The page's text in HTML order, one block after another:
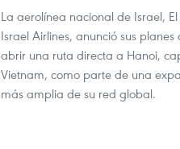
La aerolínea nacional de Israel,
Israel Airlines, anunció sus planes
abrir una ruta directa a Hanoi,
Vietnam, como parte de una
más amplia de su red global.